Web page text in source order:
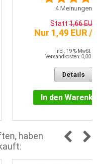
4Meinungen
Statt1,66 EUR
Nur 1,49 EUR /
incl. 19 % MwSt.
Versandkosten: 0,00
Details
In den
haben